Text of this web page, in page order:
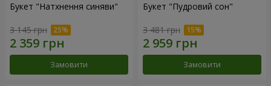
Букет "Натхнення синяви"
3 145 грн
Замовити
Букет "Пудровий сон"
3 481 грн
Замовити